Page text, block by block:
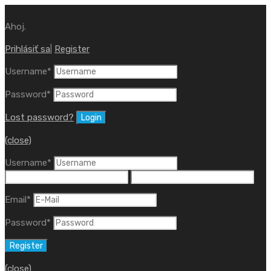
Ahoj.
Prihlásiť sa Register
Username*
Password*
Lost password?
(close)
Username*
Email*
Password*
(close)